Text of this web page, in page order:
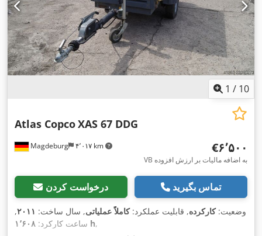
1 / 10
Magdeburg ۴٬۰۱۷ km
Atlas CopcoXAS 67 DDG
‎€۶٬۵۰۰
VB به اضافه مالیات بر ارزش افزوده
درخواست کردن تماس بگیرید
وضعیت:کارکرده, قابلیت عملکرد:کاملاً عملیاتی, سال ساخت: ۲۰۱۱,
ساعت کارکرد: ۱٬۶۰۸ h,